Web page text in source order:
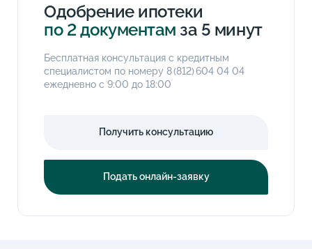
Одобрение ипотеки
по 2 документам за 5 минут
Бесплатная консультация с кредитным
специалистом по номеру8 (812) 604 04 04
ежедневно с 9:00 до 18:00
Получить консультацию
Подать онлайн-заявку